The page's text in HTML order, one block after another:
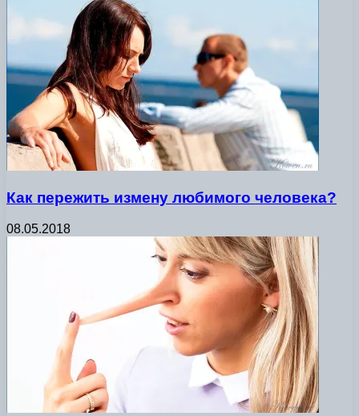
Как пережить измену любимого человека?
08.05.2018